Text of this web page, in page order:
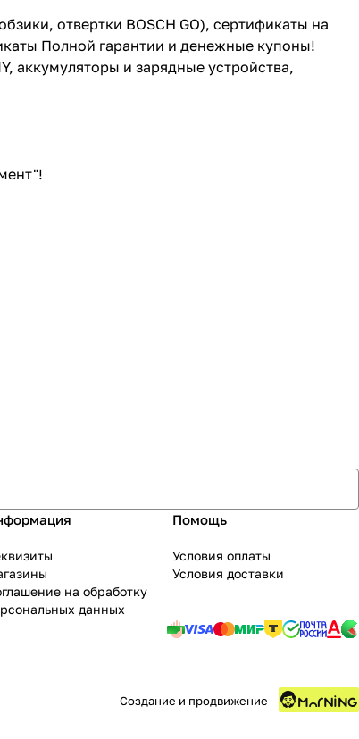
отвертки BOSCH GO), сертификаты на
Полной гарантии и денежные купоны!
аккумуляторы и зарядные устройства,
на обработку
данных
Помощь
Условия оплаты
Условия доставки
Создание и продвижение